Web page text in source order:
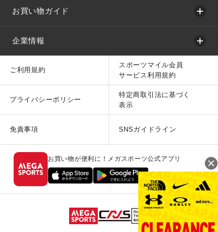
お買い物ガイド
企業情報
ご利用規約
スポーツマイル会員
サービス利用規約
プライバシーポリシー
特定商取引法に基づく
表示
免責事項 SNSガイドライン
お買い物が便利に！メガスポーツ公式アプリ